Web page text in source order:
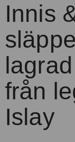
Innis
från
Islay